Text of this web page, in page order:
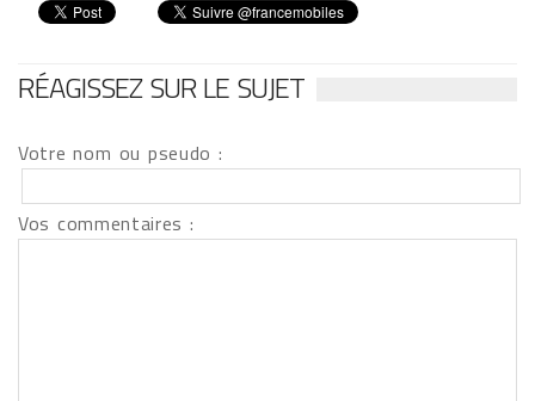
RÉAGISSEZ SUR LE SUJET
Votre nom ou pseudo :
Vos commentaires :